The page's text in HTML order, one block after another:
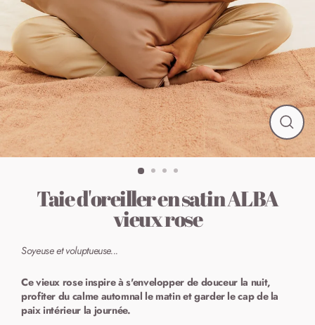
Taie d'oreiller en satin ALBA
vieux rose
Soyeuseet voluptueuse...
Ce vieux rose inspire à s'envelopper dedouceur la nuit,
profiter du calme automnal lematinet garderlecapdela
paixintérieur la journée.